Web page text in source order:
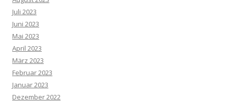
Juli 2023
Juni 2023
Mai 2023
April 2023
März 2023
Februar 2023
Januar 2023
Dezember 2022